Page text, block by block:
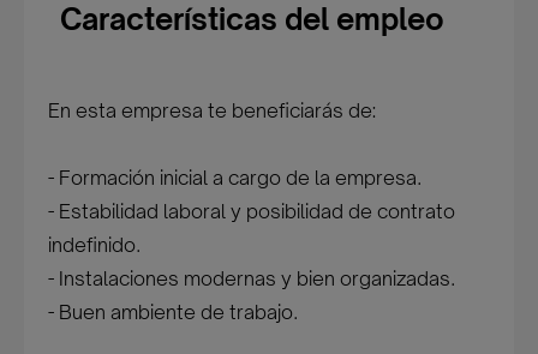
Características del empleo
En esta empresa te beneficiarás de:
- Formación inicial a cargo de la empresa.
- Estabilidad laboral y posibilidad de contrato
indefinido.
- Instalaciones modernas y bien organizadas.
- Buen ambiente de trabajo.